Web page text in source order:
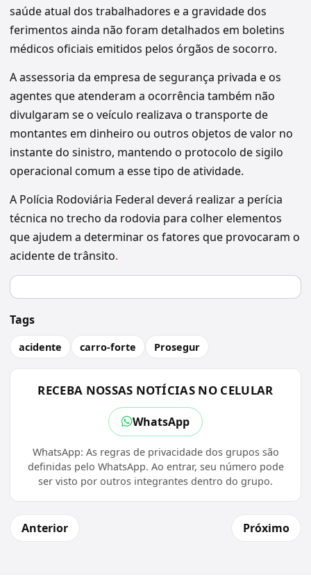
saúde atual dos trabalhadores e a gravidade dos
ferimentos ainda não foram detalhados em boletins
médicos oficiais emitidos pelos órgãos de socorro.
A assessoria da empresa de segurança privada e os
agentes que atenderam a ocorrência também não
divulgaram se o veículo realizava o transporte de
montantes em dinheiro ou outros objetos de valor no
instante do sinistro, mantendo o protocolo de sigilo
operacional comum a esse tipo de atividade.
A Polícia Rodoviária Federal deverá realizar a perícia
técnica no trecho da rodovia para colher elementos
que ajudem a determinar os fatores que provocaram o
acidente de trânsito.
Tags
acidente carro-forte Prosegur
RECEBA NOSSAS NOTÍCIAS NO CELULAR
WhatsApp
WhatsApp: As regras de privacidade dos grupos são
definidas pelo WhatsApp. Ao entrar, seu número pode
ser visto por outros integrantes dentro do grupo.
Anterior Próximo